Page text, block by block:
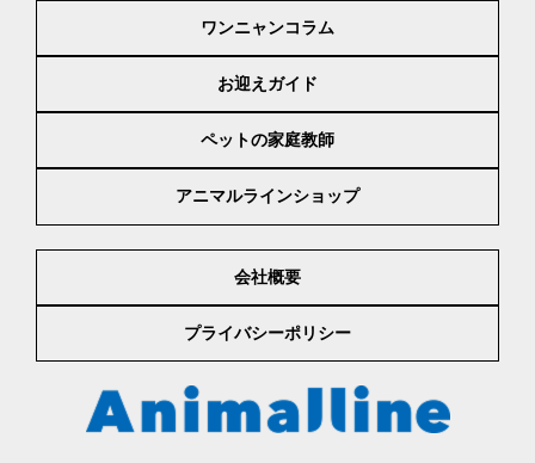
ワンニャンコラム
お迎えガイド
ペットの家庭教師
アニマルラインショップ
会社概要
プライバシーポリシー